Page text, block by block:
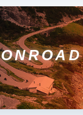
ONROAD